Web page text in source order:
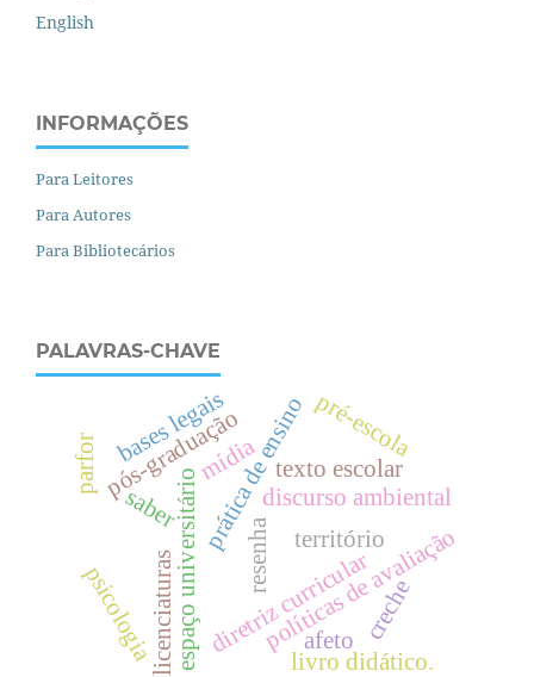
English
INFORMAÇÕES
Para Leitores
Para Autores
Para Bibliotecários
PALAVRAS-CHAVE
resenha território
diretriz curricular
prática de ensinotexto escolar
políticas de avaliação
espaço universitário
pós-graduação
saber discurso ambiental
mídia
livro didático.
licenciaturas
parfor
pré-escola
creche
bases legais
psicologia afeto